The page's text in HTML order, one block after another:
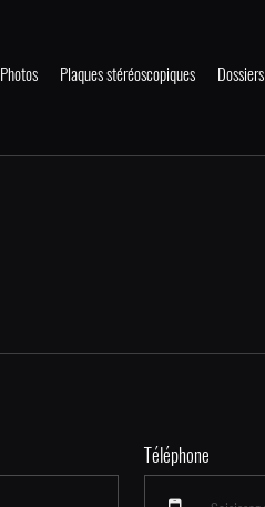
Photos Plaques stéréoscopiques Dossiers
Téléphone